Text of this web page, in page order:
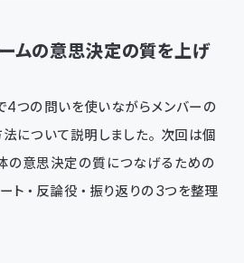
ムの意思決定の質を上げ
4つの問いを使いながらメンバーの
法について説明しました。次回は個
の意思決定の質につなげるための
ト・反論役・振り返りの3つを整理